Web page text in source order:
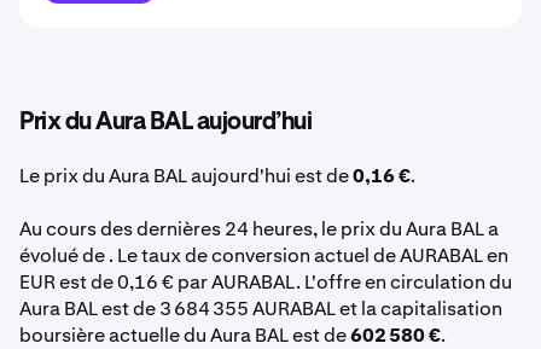
Prix du Aura BAL aujourd’hui
Le prix du Aura BAL aujourd'hui est de0,16 €.
Au cours des dernières 24 heures, le prix du Aura BAL a
évolué de . Le taux de conversion actuel de AURABAL en
EUR est de 0,16 € par AURABAL. L'offre en circulation du
Aura BAL est de 3 684 355 AURABAL et la capitalisation
boursière actuelle du Aura BAL est de602 580 €.